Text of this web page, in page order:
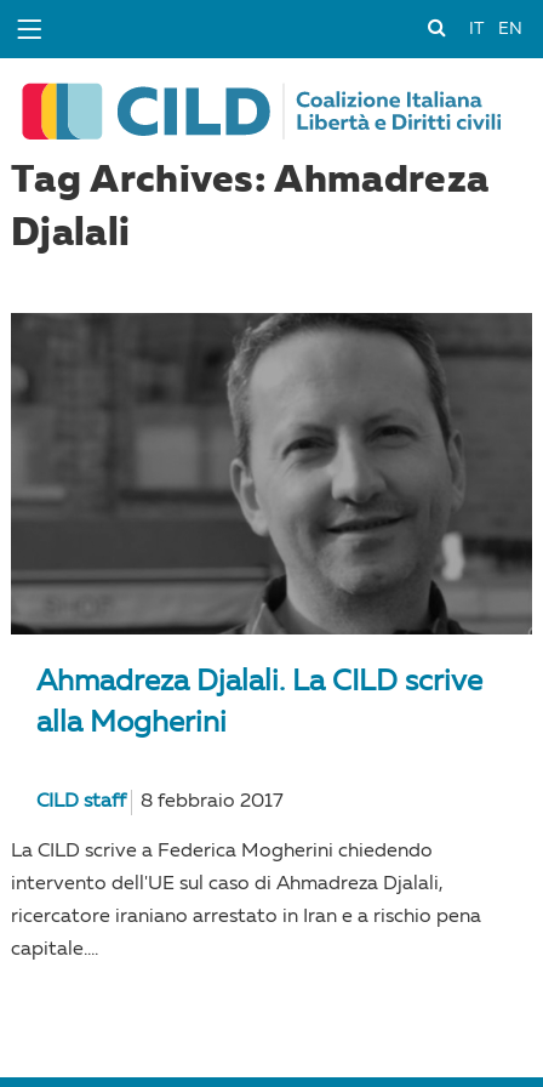
EN
Tag Archives: Ahmadreza
Djalali
Ahmadreza Djalali. La CILD scrive
alla Mogherini
CILD staff 8 febbraio 2017
La CILD scrive a Federica Mogherini chiedendo
intervento dell'UE sul caso di Ahmadreza Djalali,
ricercatore iraniano arrestato in Iran e a rischio pena
capitale....